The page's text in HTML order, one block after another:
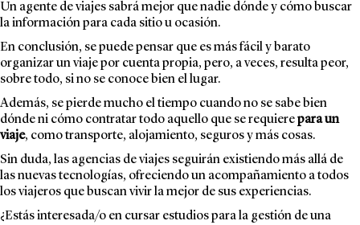
Un agente de viajes sabrá mejor que nadie dónde y cómo buscar
la información para cada sitio u ocasión.
En conclusión, se puede pensar que es más fácil y barato
organizar un viaje por cuenta propia, pero, a veces, resulta peor,
sobre todo, si no se conoce bien el lugar.
Además, se pierde mucho el tiempo cuando no se sabe bien
dónde ni cómo contratar todo aquello que se requierepara un
viaje, como transporte, alojamiento, seguros y más cosas.
Sin duda, las agencias de viajes seguirán existiendo más allá de
las nuevas tecnologías, ofreciendo un acompañamiento a todos
los viajeros que buscan vivir la mejor de sus experiencias.
¿Estás interesada/o en cursar estudios para la gestión de una